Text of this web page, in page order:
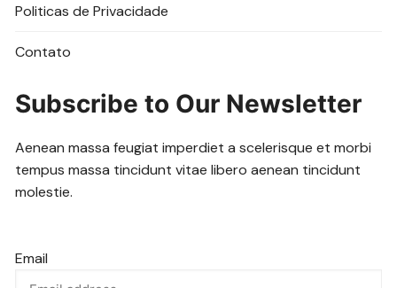
Politicas de Privacidade
Contato
Subscribe to Our Newsletter
Aenean massa feugiat imperdiet a scelerisque et morbi
tempus massa tincidunt vitae libero aenean tincidunt
molestie.
Email